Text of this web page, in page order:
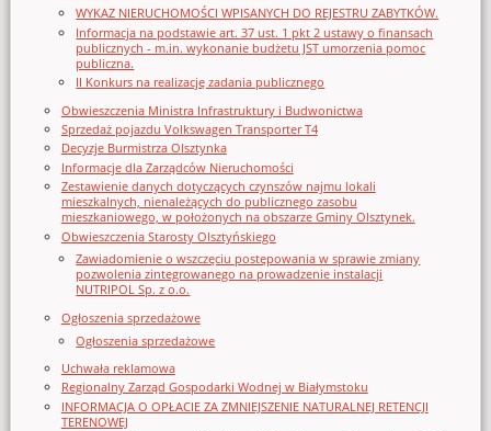
WYKAZ NIERUCHOMOŚCI WPISANYCH DO REJESTRU ZABYTKÓW.
Informacja na podstawie art. 37 ust. 1 pkt 2 ustawy o finansach
publicznych - m.in. wykonanie budżetu JST umorzenia pomoc
publiczna.
II Konkurs na realizację zadania publicznego
Obwieszczenia Ministra Infrastruktury i Budwonictwa
Sprzedaż pojazdu Volkswagen Transporter T4
Decyzje Burmistrza Olsztynka
Informacje dla Zarządców Nieruchomości
Zestawienie danych dotyczących czynszów najmu lokali
mieszkalnych, nienależących do publicznego zasobu
mieszkaniowego, w położonych na obszarze Gminy Olsztynek.
Obwieszczenia Starosty Olsztyńskiego
Zawiadomienie o wszczęciu postępowania w sprawie zmiany
pozwolenia zintegrowanego na prowadzenie instalacji
NUTRIPOL Sp. z o.o.
Ogłoszenia sprzedażowe
Ogłoszenia sprzedażowe
Uchwała reklamowa
Regionalny Zarząd Gospodarki Wodnej w Białymstoku
INFORMACJA O OPŁACIE ZA ZMNIEJSZENIE NATURALNEJ RETENCJI
TERENOWEJ